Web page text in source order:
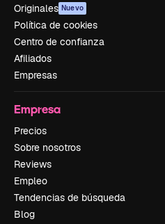
Originales Nuevo
Política de cookies
Centro de confianza
Afiliados
Empresas
Empresa
Precios
Sobre nosotros
Reviews
Empleo
Tendencias de búsqueda
Blog